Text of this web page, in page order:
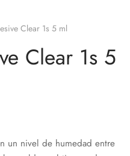
Clear 1s 5 ml
Clear 1s 5
un nivel de humedad entre